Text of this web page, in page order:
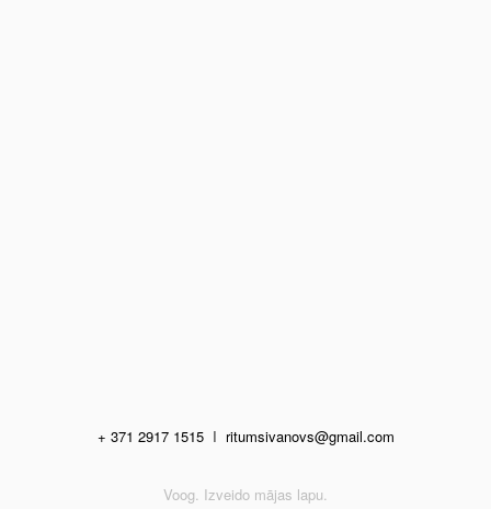
+ 371 2917 1515I ritumsivanovs@gmail.com
Voog. Izveido mājas lapu.